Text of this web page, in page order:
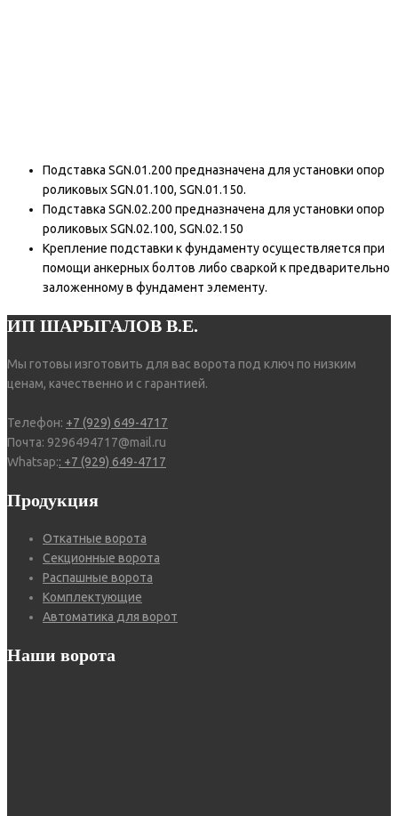
Подставка SGN.01.200 предназначена для установки опор
роликовых SGN.01.100, SGN.01.150.
Подставка SGN.02.200 предназначена для установки опор
роликовых SGN.02.100, SGN.02.150
Крепление подставки к фундаменту осуществляется при
помощи анкерных болтов либо сваркой к предварительно
заложенному в фундамент элементу.
ИП ШАРЫГАЛОВ В.Е.
Мы готовы изготовить для вас ворота под ключ по низким
ценам, качественно и с гарантией.
Телефон: +7 (929) 649-4717
Почта: 9296494717@mail.ru
Whatsap:: +7 (929) 649-4717
Продукция
Откатные ворота
Секционные ворота
Распашные ворота
Комплектующие
Автоматика для ворот
Наши ворота